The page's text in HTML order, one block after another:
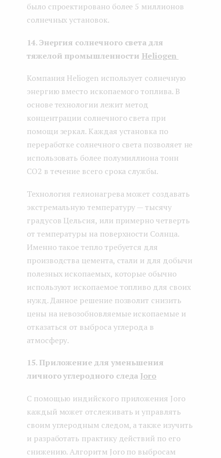
было спроектировано более 5 миллионов
солнечных установок.
14. Энергия солнечного света для
тяжелой промышленности Heliogen
Компания Heliogen использует солнечную
энергию вместо ископаемого топлива. В
основе технологии лежит метод
концентрации солнечного света при
помощи зеркал. Каждая установка по
переработке солнечного света позволяет не
использовать более полумиллиона тонн
CO2 в течение всего срока службы.
Технология гелионагрева может создавать
экстремальную температуру — тысячу
градусов Цельсия, или примерно четверть
от температуры на поверхности Солнца.
Именно такое тепло требуется для
производства цемента, стали и для добычи
полезных ископаемых, которые обычно
используют ископаемое топливо для своих
нужд. Данное решение позволит снизить
цены на невозобновляемые ископаемые и
отказаться от выброса углерода в
атмосферу.
15. Приложение для уменьшения
личного углеродного следа Joro
C помощью индийского приложения Joro
каждый может отслеживать и управлять
своим углеродным следом, а также изучить
и разработать практику действий по его
снижению. Алгоритм Joro по выбросам